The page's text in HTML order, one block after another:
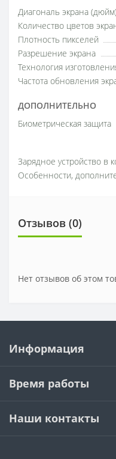
Диагональ экрана
Количество цветов
Плотность пикселей
Разрешение экрана
Технология
Частота обновления
ДОПОЛНИТЕЛЬНО
Биометрическая защита
Зарядное устройство в
Особенности,
Отзывов (0)
Нет отзывов об этом
Информация
Время работы
Наши контакты